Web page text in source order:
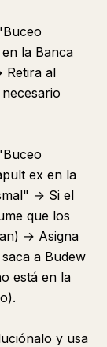
la Banca
Retira al
ex en la
→ Si el
que los
→ Asigna
a Budew
está en la
y usa